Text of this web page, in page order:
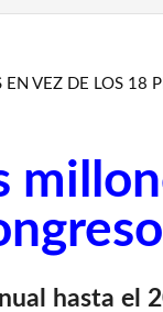
VEZ DE LOS 18
hasta el